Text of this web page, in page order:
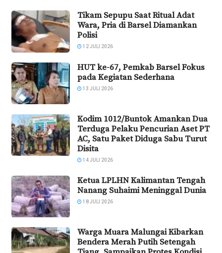
Tikam Sepupu Saat Ritual Adat
Wara, Pria di Barsel Diamankan
Polisi
12 JULI 2026
HUT ke-67, Pemkab Barsel Fokus
pada Kegiatan Sederhana
13 JULI 2026
Kodim 1012/Buntok Amankan Dua
Terduga Pelaku Pencurian Aset PT
AC, Satu Paket Diduga Sabu Turut
Disita
14 JULI 2026
Ketua LPLHN Kalimantan Tengah
Nanang Suhaimi Meninggal Dunia
18 JULI 2026
Warga Muara Malungai Kibarkan
Bendera Merah Putih Setengah